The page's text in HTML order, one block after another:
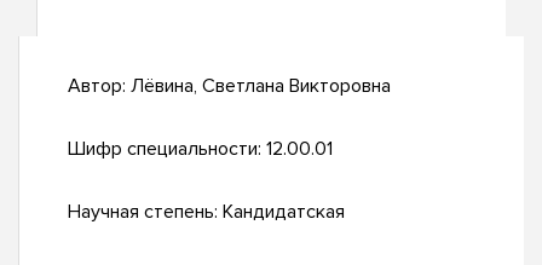
Автор: Лёвина, Светлана Викторовна
Шифр специальности: 12.00.01
Научная степень: Кандидатская